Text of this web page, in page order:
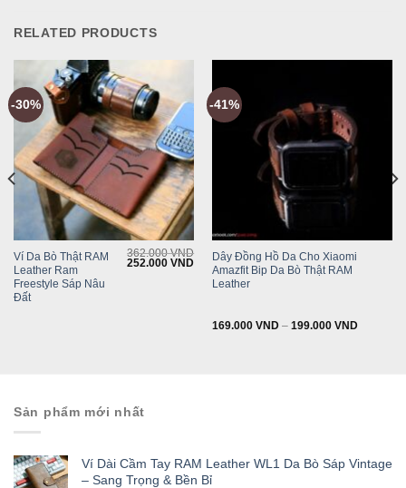
RELATED PRODUCTS
-30%
Ví Da Bò Thật RAM
Leather Ram
Freestyle Sáp Nâu
Đất
362.000VND
Original
252.000VNDCurrent
price
252.000 VND.
-41%
Dây Đồng Hồ Da Cho Xiaomi
Amazfit Bip Da Bò Thật RAM
Leather
169.000 VND– 199.000 VND
VND.
Sản phẩm mới nhất
Ví Dài Cầm Tay RAM Leather WL1 Da Bò Sáp Vintage
– Sang Trọng & Bền Bỉ